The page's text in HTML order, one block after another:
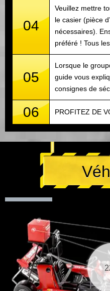
04
Veuillez mettre
le casier (pièce
nécessaires).
préféré ! Tous
05
Lorsque le
guide vous
consignes de
06 PROFITEZ DE